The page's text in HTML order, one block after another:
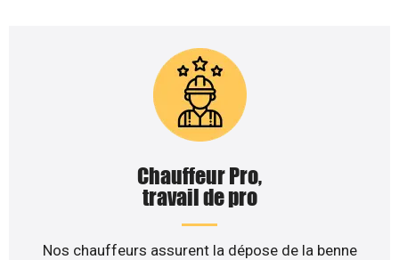
Chauffeur Pro,
travail de pro
Nos chauffeurs assurent la dépose de la benne